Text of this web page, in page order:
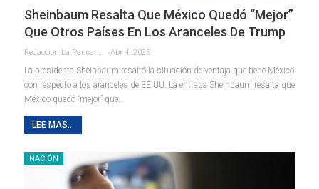
Sheinbaum Resalta Que México Quedó “mejor”
Que Otros Países En Los Aranceles De Trump
Abr 4, 2025
La presidenta Sheinbaum resaltó la situación de ventaja que tiene México
con respecto a los aranceles de EE.UU. La entrada Sheinbaum resalta que
México quedó “mejor” que…
LEE MAS...
NACIÓN